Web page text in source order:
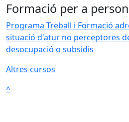
Formació per a
Programa Treball i Formació
situació d'atur no perceptores
desocupació o subsidis
Altres cursos
^